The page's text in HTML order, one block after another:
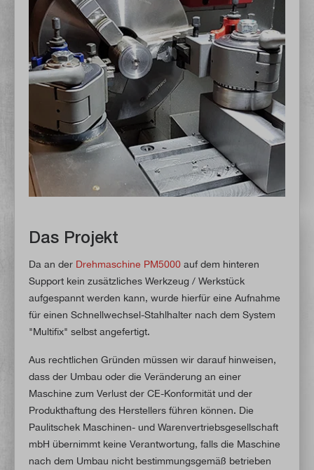
Das Projekt
Da an der Drehmaschine PM5000 auf dem hinteren
Support kein zusätzliches Werkzeug / Werkstück
aufgespannt werden kann, wurde hierfür eine Aufnahme
für einen Schnellwechsel-Stahlhalter nach dem System
"Multifix" selbst angefertigt.
Aus rechtlichen Gründen müssen wir darauf hinweisen,
dass der Umbau oder die Veränderung an einer
Maschine zum Verlust der CE-Konformität und der
Produkthaftung des Herstellers führen können. Die
Paulitschek Maschinen- und Warenvertriebsgesellschaft
mbH übernimmt keine Verantwortung, falls die Maschine
nach dem Umbau nicht bestimmungsgemäß betrieben